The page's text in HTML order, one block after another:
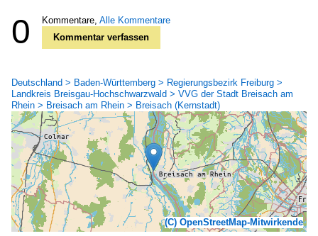
0 Kommentare, Alle Kommentare
Kommentar verfassen
Deutschland > Baden-Württemberg > Regierungsbezirk Freiburg >
Landkreis Breisgau-Hochschwarzwald > VVG der Stadt Breisach am
Rhein > Breisach am Rhein > Breisach (Kernstadt)
(C) OpenStreetMap-Mitwirkende